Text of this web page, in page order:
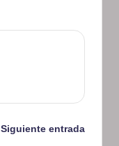
Siguiente entrada